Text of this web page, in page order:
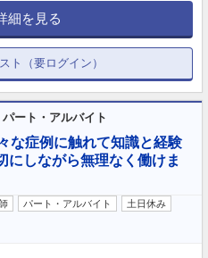
細を見る
ト（要ログイン）
ート・アルバイト
な症例に触れて知識と経験
にしながら無理なく働けま
パート・アルバイト
土日休み